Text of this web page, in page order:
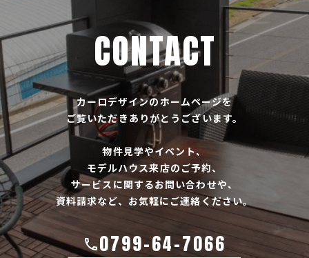
CONTACT
カーロデザインのホームページを
ご覧いただきありがとうございます。
物件見学やイベント、
モデルハウス来店のご予約、
サービスに関するお問い合わせや、
資料請求など、お気軽にご連絡ください。
0799-64-7066